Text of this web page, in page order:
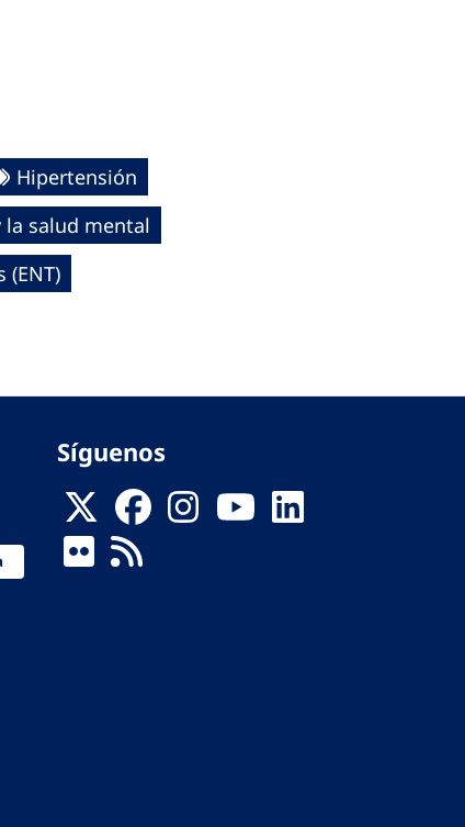
Hipertensión
la salud mental
Síguenos